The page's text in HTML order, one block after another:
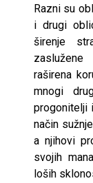
Razni su
i drugi
širenje
raširena
mnogi
progonitelji
način
a njihovi
svojih
loših